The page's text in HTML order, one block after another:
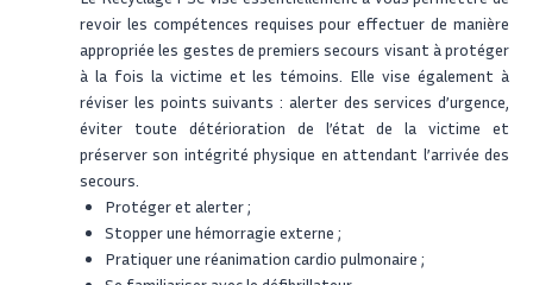
revoir les compétences requises pour effectuer de manière
appropriée les gestes de premiers secours visant à protéger
à la fois la victime et les témoins. Elle vise également à
réviser les points suivants : alerter des services d’urgence,
éviter toute détérioration de l’état de la victime et
préserver son intégrité physique en attendant l’arrivée des
secours.
Protéger et alerter ;
Stopper une hémorragie externe ;
Pratiquer une réanimation cardio pulmonaire ;